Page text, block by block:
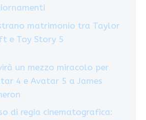
matrimonio tra Taylor
e Toy Story 5
un mezzo miracolo per
4 e Avatar 5 a James
di regia cinematografica: